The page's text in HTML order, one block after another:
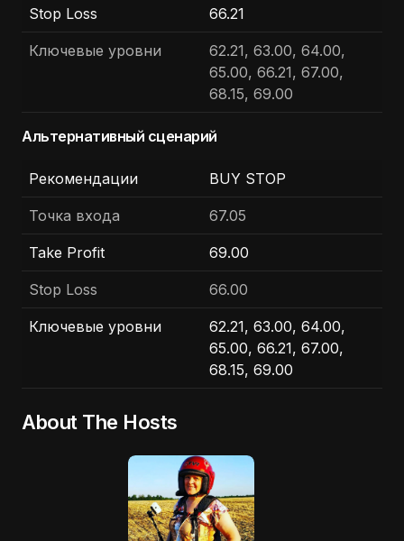
Stop Loss 66.21
Ключевые уровни
62.21, 63.00, 64.00,
65.00, 66.21, 67.00,
68.15, 69.00
Альтернативный сценарий
Рекомендации BUY STOP
Точка входа 67.05
Take Profit 69.00
Stop Loss 66.00
Ключевые уровни
62.21, 63.00, 64.00,
65.00, 66.21, 67.00,
68.15, 69.00
About The Hosts